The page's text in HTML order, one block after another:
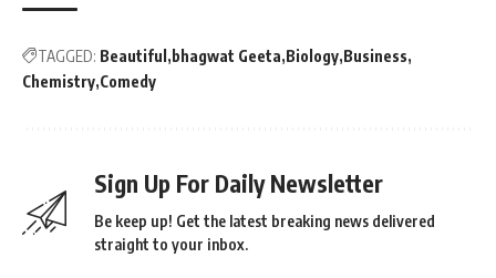
TAGGED: Beautiful bhagwat Geeta Biology Business
Chemistry Comedy
Sign Up For Daily Newsletter
Be keep up! Get the latest breaking news delivered
straight to your inbox.